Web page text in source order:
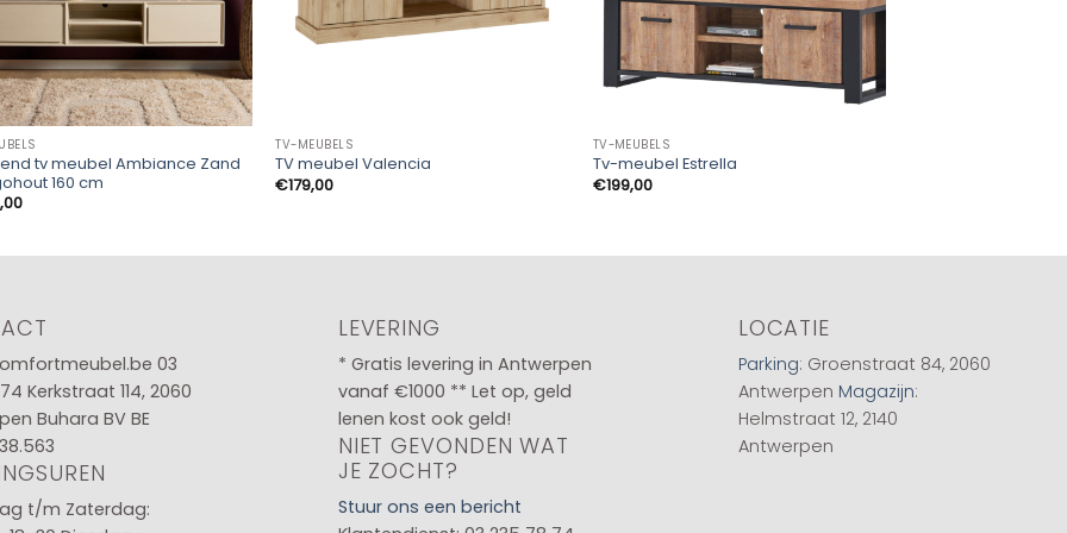
tv meubel Ambiance Zand
160 cm
TV-MEUBELS
TV meubel Valencia
€179,00
TV-MEUBELS
Tv-meubel Estrella
€199,00
03
Kerkstraat 114, 2060
Buhara BV BE
t/m Zaterdag:
LEVERING
* Gratis levering in Antwerpen
vanaf €1000 ** Let op, geld
lenen kost ook geld!
NIET GEVONDEN WAT
JE ZOCHT?
Stuur ons een bericht
LOCATIE
Parking: Groenstraat 84, 2060
Antwerpen Magazijn:
Helmstraat 12, 2140
Antwerpen